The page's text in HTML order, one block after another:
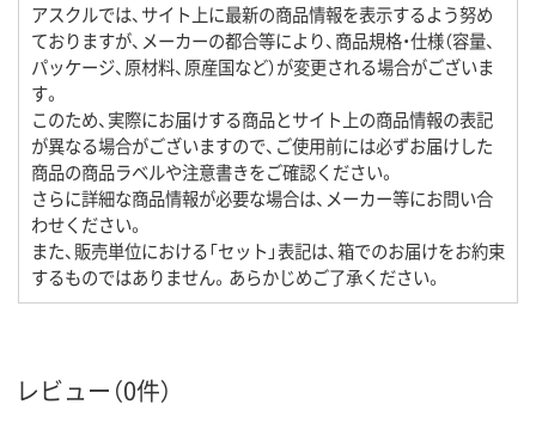
アスクルでは、サイト上に最新の商品情報を表示するよう努め
ておりますが、メーカーの都合等により、商品規格・仕様（容量、
パッケージ、原材料、原産国など）が変更される場合がございま
す。
このため、実際にお届けする商品とサイト上の商品情報の表記
が異なる場合がございますので、ご使用前には必ずお届けした
商品の商品ラベルや注意書きをご確認ください。
さらに詳細な商品情報が必要な場合は、メーカー等にお問い合
わせください。
また、販売単位における「セット」表記は、箱でのお届けをお約束
するものではありません。あらかじめご了承ください。
レビュー（0件）